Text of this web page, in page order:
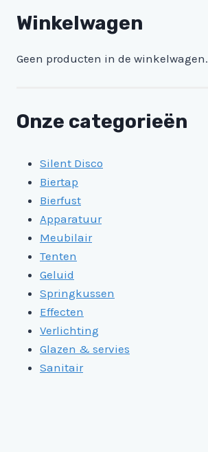
Winkelwagen
Geen producten in de winkelwagen.
Onze categorieën
Silent Disco
Biertap
Bierfust
Apparatuur
Meubilair
Tenten
Geluid
Springkussen
Effecten
Verlichting
Glazen & servies
Sanitair